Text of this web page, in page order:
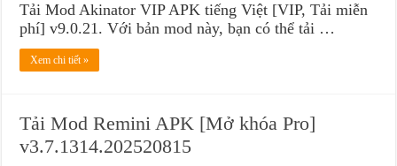
Tải Mod Akinator VIP APK tiếng Việt [VIP, Tải miễn
phí] v9.0.21. Với bản mod này, bạn có thể tải …
Xem chi tiết »
Tải Mod Remini APK [Mở khóa Pro]
v3.7.1314.202520815